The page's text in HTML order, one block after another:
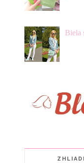
Biela